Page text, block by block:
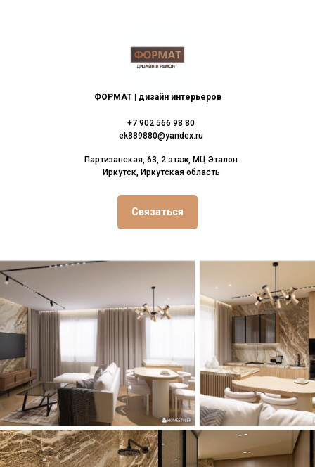
ФОРМАТ дизайн интерьеров
+7 902 566 98 80
ek889880@yandex.ru
Партизанская, 63, 2 этаж, МЦ Эталон
Иркутск, Иркутская область
Связаться